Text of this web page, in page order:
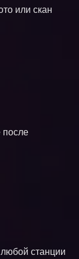
или скан
после
станции